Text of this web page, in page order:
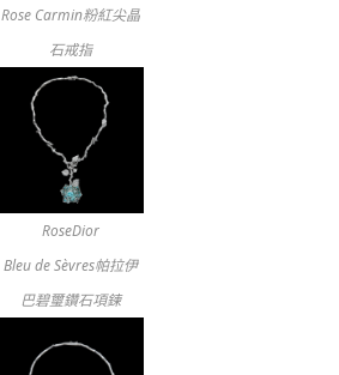
Rose Carmin粉紅尖晶
石戒指
RoseDior
Bleu de Sèvres帕拉伊
巴碧璽鑽石項鍊